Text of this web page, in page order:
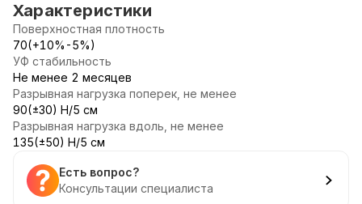
Характеристики
Поверхностная плотность
70(+10%-5%)
УФ стабильность
Не менее 2 месяцев
Разрывная нагрузка поперек, не менее
90(±30) Н/5 см
Разрывная нагрузка вдоль, не менее
135(±50) Н/5 см
Есть вопрос?
Консультации специалиста